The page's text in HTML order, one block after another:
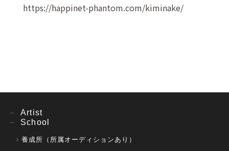
https://happinet-phantom.com/kiminake/
Artist
School
養成所（所属オーディションあり）